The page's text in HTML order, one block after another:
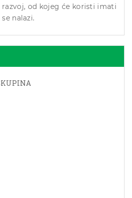
od kojeg će koristi imati
nalazi.